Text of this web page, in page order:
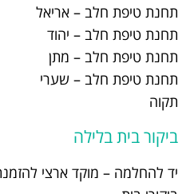
דרך תא"ל אורי בראון 4/
צבי ישי 19/
הדר 84/
יהלום 47/
להזמנת
הרצל 78/